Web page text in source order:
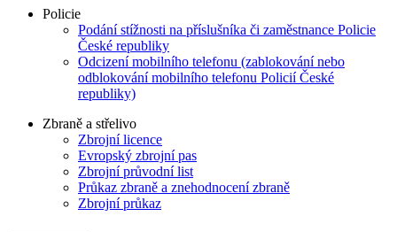
Policie
Podání stížnosti na příslušníka či zaměstnance Policie
České republiky
Odcizení mobilního telefonu (zablokování nebo
odblokování mobilního telefonu Policií České
republiky)
Zbraně a střelivo
Zbrojní licence
Evropský zbrojní pas
Zbrojní průvodní list
Průkaz zbraně a znehodnocení zbraně
Zbrojní průkaz